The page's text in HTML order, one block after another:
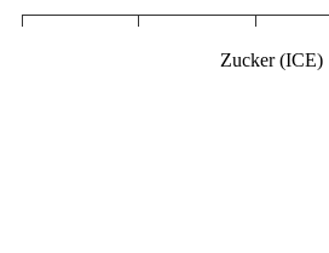
Zucker (ICE)